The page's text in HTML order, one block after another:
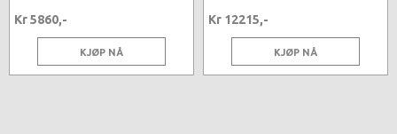
Kr 5860,-
KJØP NÅ
Kr 12215,-
KJØP NÅ